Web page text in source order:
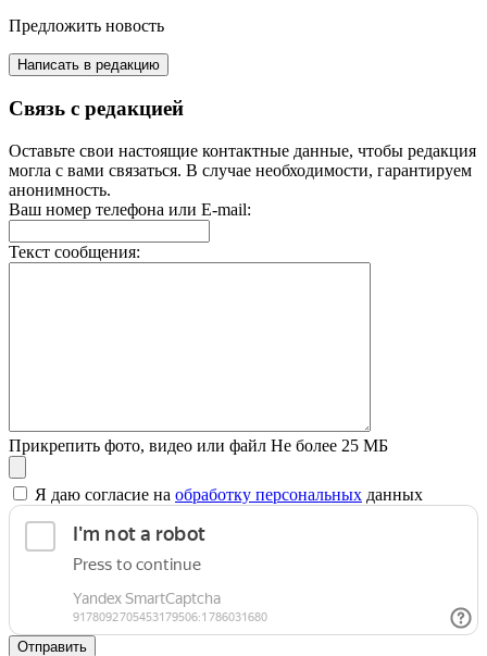
Предложить новость
Написать в редакцию
Связь с редакцией
Оставьте свои настоящие контактные данные, чтобы редакция
могла с вами связаться. В случае необходимости, гарантируем
анонимность.
Ваш номер телефона или E-mail:
Текст сообщения:
Прикрепить фото, видео или файл Не более 25 МБ
Я даю согласие на обработку персональных данных
Отправить